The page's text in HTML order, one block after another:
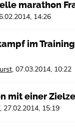
marathon
14:26
im
07.03.2014, 10:22
mit einer
, 27.02.2014, 15:19